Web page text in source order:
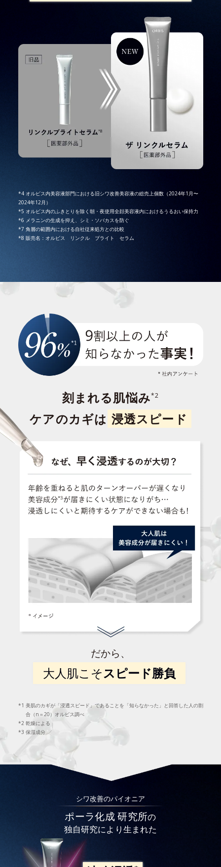
*4 オルビス内美容液部門における旧シワ改善美容液の総売上個数（2024年1月〜
2024年12月）
*5 オルビス内のふきとりを除く朝・夜使用全顔美容液内におけるうるおい保持力
*6 メラニンの生成を抑え、シミ・ソバカスを防ぐ
*7 角層の範囲内における自社従来処方との比較
*8 販売名：オルビス リンクル ブライト セラム
刻まれる肌悩み*2
ケアのカギは 浸透スピード
だから、
大人肌こそスピード勝負
美肌のカギが「浸透スピード」であることを「知らなかった」と回答した人の割
合（n＝20）オルビス調べ
乾燥による
保湿成分
シワ改善のパイオニア
ポーラ化成 研究所の
独自研究により生まれた